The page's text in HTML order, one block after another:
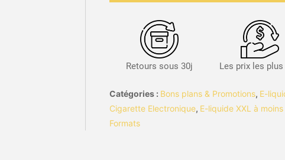
Retours sous 30j Les prix les plus
Catégories : Bons plans & Promotions, E-
Cigarette Electronique, E-liquide XXL à
Formats